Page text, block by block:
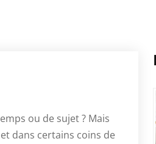
ou de sujet ? Mais
dans certains coins de